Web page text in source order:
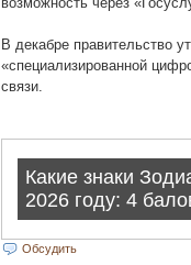
В декабре правительство
«специализированной
связи.
Обсудить